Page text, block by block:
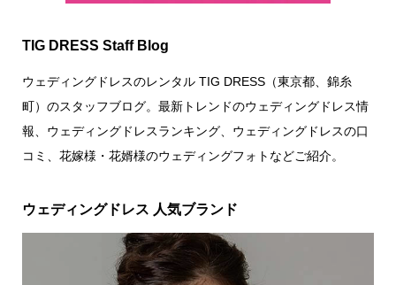
TIG DRESS Staff Blog
ウェディングドレスのレンタル TIG DRESS（東京都、錦糸
町）のスタッフブログ。最新トレンドのウェディングドレス情
報、ウェディングドレスランキング、ウェディングドレスの口
コミ、花嫁様・花婿様のウェディングフォトなどご紹介。
ウェディングドレス 人気ブランド